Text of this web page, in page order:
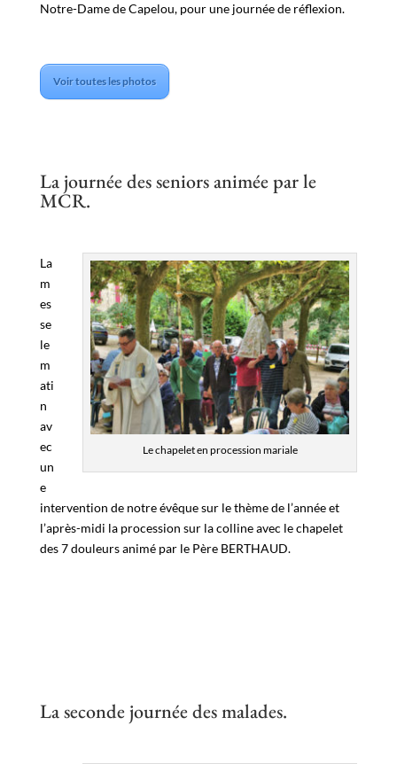
Notre-Dame de Capelou, pour une journée de réflexion.
Voir toutes les photos
La journée des seniors animée par le
MCR.
Le chapelet en procession mariale
La
m
es
se
le
m
ati
n
av
ec
un
e
intervention de notre évêque sur le thème de l’année et
l’après-midi la procession sur la colline avec le chapelet
des 7 douleurs animé par le Père BERTHAUD.
La seconde journée des malades.